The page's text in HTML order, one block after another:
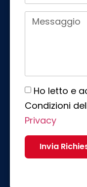
Ho letto e
Condizioni
Privacy
Invia